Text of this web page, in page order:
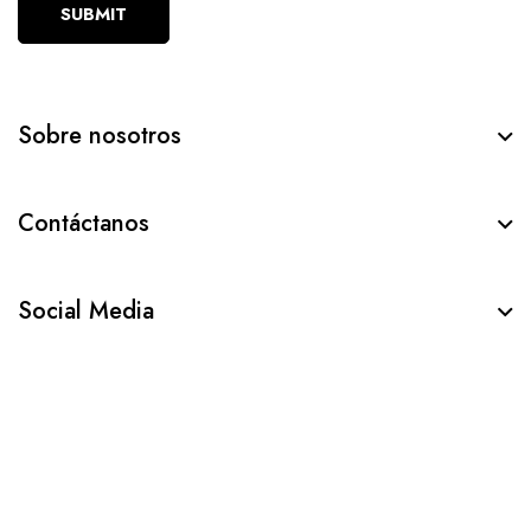
SUBMIT
Sobre nosotros
Contáctanos
Social Media